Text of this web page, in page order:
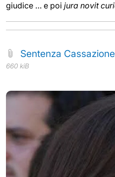
giudice … e poi jura novit
Sentenza
660 kiB